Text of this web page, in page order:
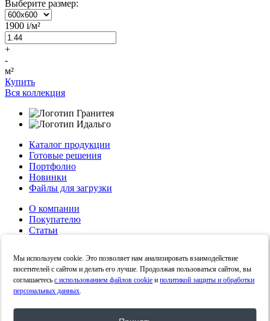
Выберите размер:
1900 i/м²
+
-
м²
Купить
Вся коллекция
Каталог продукции
Готовые решения
Портфолио
Новинки
Файлы для загрузки
О компании
Покупателю
Статьи
Политика в отношении обработки персональных
данных
Мы используем cookie. Это позволяет нам анализировать взаимодействие
посетителей с сайтом и делать его лучше. Продолжая пользоваться сайтом, вы
соглашаетесьс использованием файлов cookie иполитикой защиты и обработки
персональных данных.